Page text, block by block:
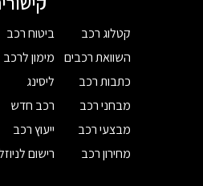
קטלוג רכב
השוואת רכבים
כתבות רכב
מבחני רכב
מבצעי רכב
מחירון רכב
ביטוח רכב
מימון לרכב
ליסינג
רכב חדש
ייעוץ רכב
רישום